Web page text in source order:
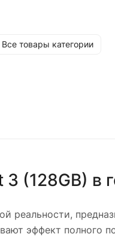
Все товары категории
(128GB) в
реальности,
эффект полного